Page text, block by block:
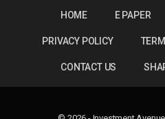
HOME E PAPER
PRIVACY POLICY
CONTACT US